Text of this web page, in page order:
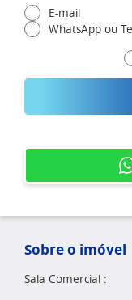
E-mail
WhatsApp ou
Sobre o imóvel
Sala Comercial :